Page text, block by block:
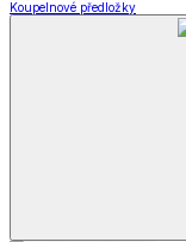
Koupelnové předložky